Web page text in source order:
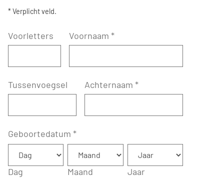
* Verplicht veld.
Voorletters Voornaam *
Tussenvoegsel Achternaam *
Geboortedatum *
Dag Maand Jaar